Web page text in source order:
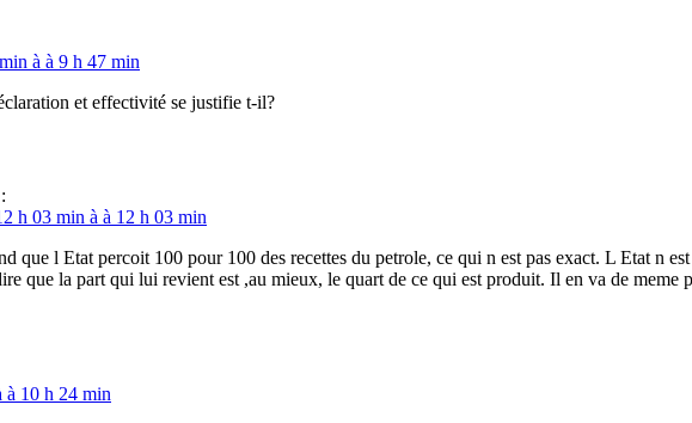
à à 9 h 47 min
et effectivité se justifie t-il?
h 03 min à à 12 h 03 min
que l Etat percoit 100 pour 100 des recettes du petrole, ce qui n est pas exact. L Etat n
que la part qui lui revient est ,au mieux, le quart de ce qui est produit. Il en va de meme
à 10 h 24 min